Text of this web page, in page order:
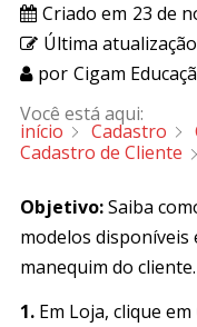
Criado em 23 de
Última
por Cigam
Você está aqui:
início Cadastro
Cadastro de Cliente
Objetivo:Saiba
modelos disponíveis
manequim do cliente.
1. Em Loja, clique em